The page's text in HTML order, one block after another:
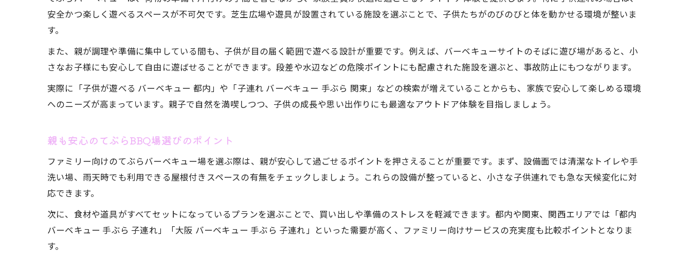
安全かつ楽しく遊べるスペースが不可欠です。芝生広場や遊具が設置されている施設を選ぶことで、子供たちがのびのびと体を動かせる環境が整いま
す。
また、親が調理や準備に集中している間も、子供が目の届く範囲で遊べる設計が重要です。例えば、バーベキューサイトのそばに遊び場があると、小
さなお子様にも安心して自由に遊ばせることができます。段差や水辺などの危険ポイントにも配慮された施設を選ぶと、事故防止にもつながります。
実際に「子供が遊べる バーベキュー 都内」や「子連れ バーベキュー 手ぶら 関東」などの検索が増えていることからも、家族で安心して楽しめる環境
へのニーズが高まっています。親子で自然を満喫しつつ、子供の成長や思い出作りにも最適なアウトドア体験を目指しましょう。
親も安心のてぶらBBQ場選びのポイント
ファミリー向けのてぶらバーベキュー場を選ぶ際は、親が安心して過ごせるポイントを押さえることが重要です。まず、設備面では清潔なトイレや手
洗い場、雨天時でも利用できる屋根付きスペースの有無をチェックしましょう。これらの設備が整っていると、小さな子供連れでも急な天候変化に対
応できます。
次に、食材や道具がすべてセットになっているプランを選ぶことで、買い出しや準備のストレスを軽減できます。都内や関東、関西エリアでは「都内
バーベキュー 手ぶら 子連れ」「大阪 バーベキュー 手ぶら 子連れ」といった需要が高く、ファミリー向けサービスの充実度も比較ポイントとなりま
す。